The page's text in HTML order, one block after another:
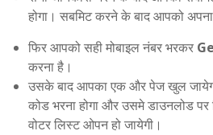
होगा। सबमिट करने के बाद आपको अपना
फिर आपको सही मोबाइल नंबर भरकर
करना है।
उसके बाद आपका एक और पेज खुल
कोड भरना होगा और उसमे डाउनलोड
वोटर लिस्ट ओपन हो जायेगी।